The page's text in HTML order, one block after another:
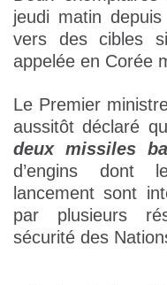
jeudi matin
vers des cibles
appelée en Corée
Le Premier
aussitôt déclaré
deux missiles
d’engins dont
lancement sont
par plusieurs
sécurité des